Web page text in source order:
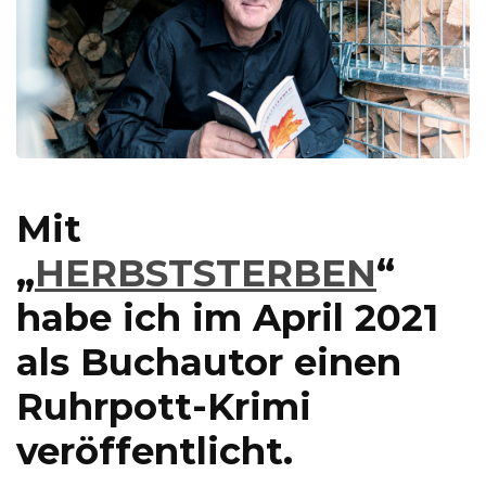
Mit
„HERBSTSTERBEN“
habe ich im April 2021
als Buchautor einen
Ruhrpott-Krimi
veröffentlicht.